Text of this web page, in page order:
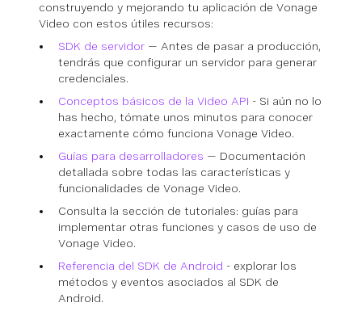
construyendo y mejorando tu aplicación de Vonage
Video con estos útiles recursos:
SDK de servidor — Antes de pasar a producción,
tendrás que configurar un servidor para generar
credenciales.
Conceptos básicos de la Video API - Si aún no lo
has hecho, tómate unos minutos para conocer
exactamente cómo funciona Vonage Video.
Guías para desarrolladores — Documentación
detallada sobre todas las características y
funcionalidades de Vonage Video.
Consulta la sección de tutoriales: guías para
implementar otras funciones y casos de uso de
Vonage Video.
Referencia del SDK de Android - explorar los
métodos y eventos asociados al SDK de
Android.